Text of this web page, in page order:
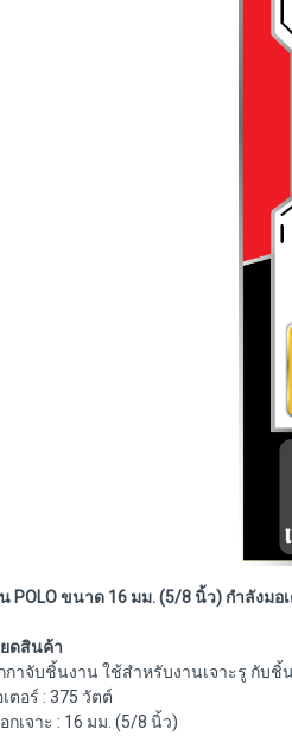
POLO ขนาด 16 มม. (5/8 นิ้ว) กำลังมอ
ดสินค้า
กาจับชิ้นงาน ใช้สำหรับงานเจาะรู กับ
ตอร์ : 375 วัตต์
กเจาะ : 16 มม. (5/8 นิ้ว)